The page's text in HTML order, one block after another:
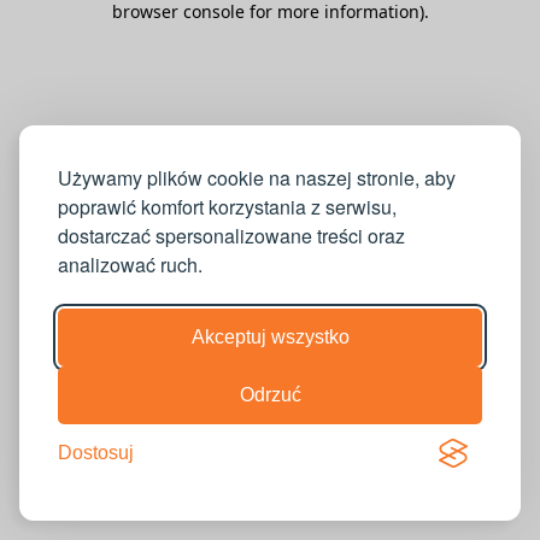
Używamy plików cookie na naszej stronie, aby
poprawić komfort korzystania z serwisu,
dostarczać spersonalizowane treści oraz
analizować ruch.
Akceptuj wszystko
Odrzuć
Dostosuj
browser console for more information).